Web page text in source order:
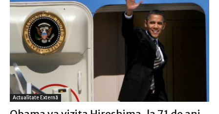
Actualitate Externă